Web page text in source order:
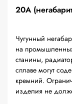
20A
Чугунный
на
станины,
сплаве могут
кремний.
изделия не